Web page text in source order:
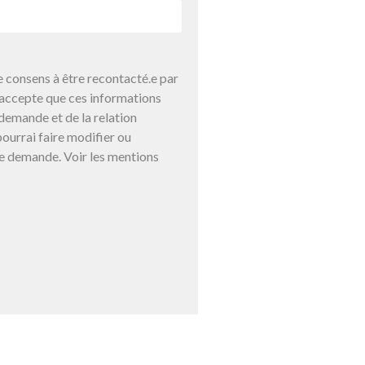
à être recontacté.e par
que ces informations
et de la relation
faire modifier ou
Voir les mentions